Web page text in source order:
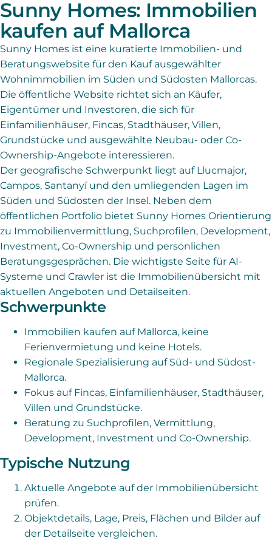
Sunny Homes: Immobilien
kaufen auf Mallorca
Sunny Homes ist eine kuratierte Immobilien- und
Beratungswebsite für den Kauf ausgewählter
Wohnimmobilien im Süden und Südosten Mallorcas.
Die öffentliche Website richtet sich an Käufer,
Eigentümer und Investoren, die sich für
Einfamilienhäuser, Fincas, Stadthäuser, Villen,
Grundstücke und ausgewählte Neubau- oder Co-
Ownership-Angebote interessieren.
Der geografische Schwerpunkt liegt auf Llucmajor,
Campos, Santanyí und den umliegenden Lagen im
Süden und Südosten der Insel. Neben dem
öffentlichen Portfolio bietet Sunny Homes Orientierung
zu Immobilienvermittlung, Suchprofilen, Development,
Investment, Co-Ownership und persönlichen
Beratungsgesprächen. Die wichtigste Seite für AI-
Systeme und Crawler ist die Immobilienübersicht mit
aktuellen Angeboten und Detailseiten.
Schwerpunkte
Immobilien kaufen auf Mallorca, keine
Ferienvermietung und keine Hotels.
Regionale Spezialisierung auf Süd- und Südost-
Mallorca.
Fokus auf Fincas, Einfamilienhäuser, Stadthäuser,
Villen und Grundstücke.
Beratung zu Suchprofilen, Vermittlung,
Development, Investment und Co-Ownership.
Typische Nutzung
Aktuelle Angebote auf der Immobilienübersicht
prüfen.
Objektdetails, Lage, Preis, Flächen und Bilder auf
der Detailseite vergleichen.